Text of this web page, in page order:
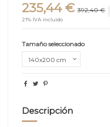
235,44 € 392,40 €
21% IVA incluido
Tamaño seleccionado
Descripción